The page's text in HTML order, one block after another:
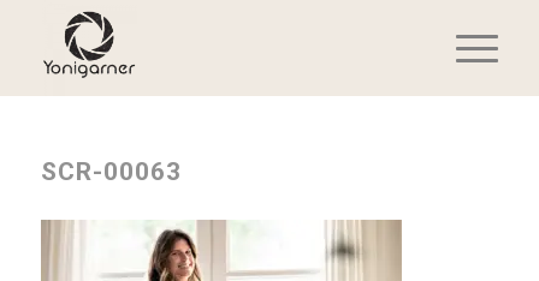
SCR-00063